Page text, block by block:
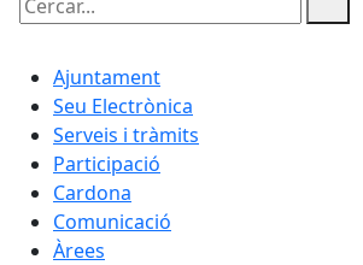
Cercar:
Ajuntament
Seu Electrònica
Serveis i tràmits
Participació
Cardona
Comunicació
Àrees